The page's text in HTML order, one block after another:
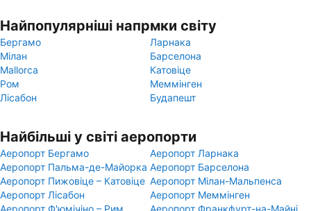
Найпопулярніші напрмки світу
Бергамо
Ларнака
Мілан
Барселона
Mallorca
Катовіце
Ром
Меммінген
Лісабон
Будапешт
Найбільші у світі аеропорти
Аеропорт Бергамо
Аеропорт Ларнака
Аеропорт Пальма-де-Майорка Аеропорт Барселона
Аеропорт Пижовіце – Катовіце Аеропорт Мілан-Мальпенса
Аеропорт Лісабон
Аеропорт Меммінген
Аеропорт Ф'юмічіно – Рим
Аеропорт Франкфурт-на-Майні